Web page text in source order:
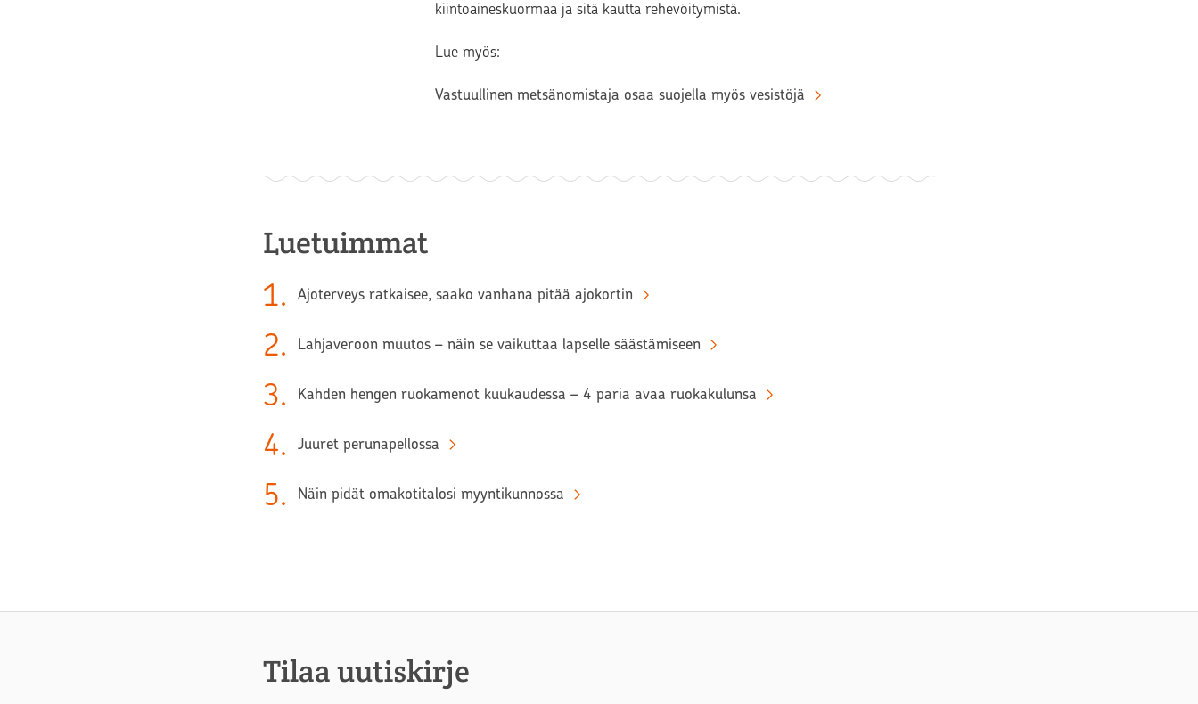
kiintoaineskuormaa ja sitä kautta rehevöitymistä.
Lue myös:
Vastuullinen metsänomistaja osaa suojella myös vesistöjä
Luetuimmat
1. Ajoterveys ratkaisee, saako vanhana pitää ajokortin
2. Lahjaveroon muutos – näin se vaikuttaa lapselle säästämiseen
3. Kahden hengen ruokamenot kuukaudessa – 4 paria avaa ruokakulunsa
4. Juuret perunapellossa
5. Näin pidät omakotitalosi myyntikunnossa
Tilaa uutiskirje